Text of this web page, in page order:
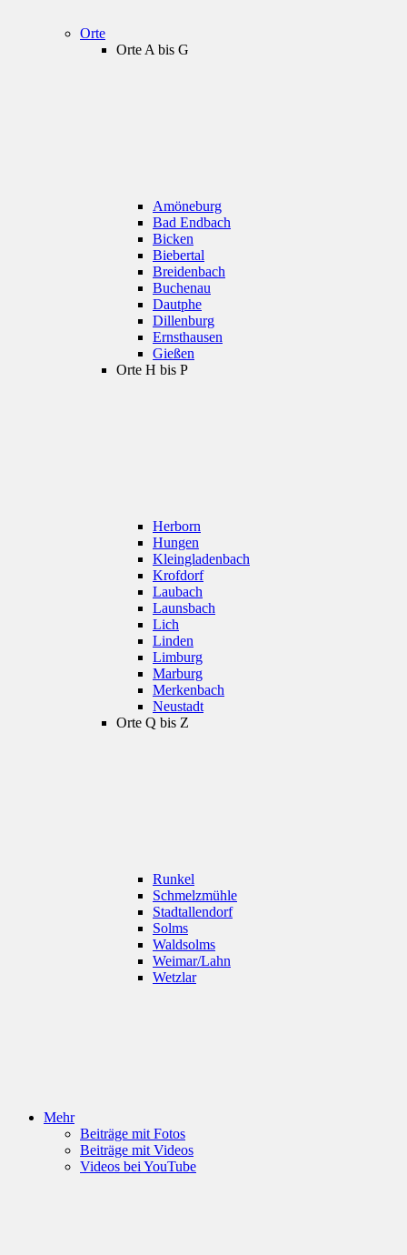
Orte
Orte A bis G
Amöneburg
Bad Endbach
Bicken
Biebertal
Breidenbach
Buchenau
Dautphe
Dillenburg
Ernsthausen
Gießen
Orte H bis P
Herborn
Hungen
Kleingladenbach
Krofdorf
Laubach
Launsbach
Lich
Linden
Limburg
Marburg
Merkenbach
Neustadt
Orte Q bis Z
Runkel
Schmelzmühle
Stadtallendorf
Solms
Waldsolms
Weimar/Lahn
Wetzlar
Mehr
Beiträge mit Fotos
Beiträge mit Videos
Videos bei YouTube